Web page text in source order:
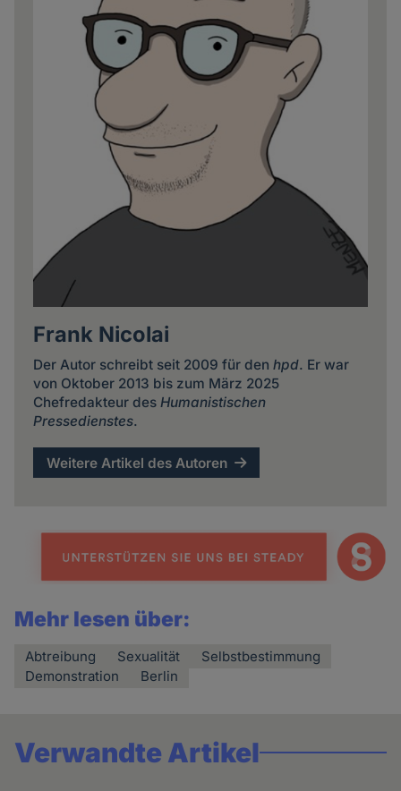
Frank Nicolai
Der Autor schreibt seit 2009 für den hpd. Er war
von Oktober 2013 bis zum März 2025
Chefredakteur des Humanistischen
Pressedienstes.
Weitere Artikel des Autoren
Mehr lesen über:
Abtreibung Sexualität
Selbstbestimmung
Demonstration
Berlin
Verwandte Artikel